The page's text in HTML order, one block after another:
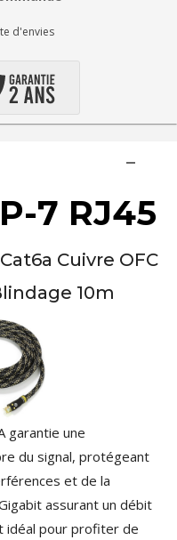
d'envies
7 RJ45
Cuivre OFC
10m
garantie une
du signal, protégeant
et de la
assurant un débit
idéal pour profiter de